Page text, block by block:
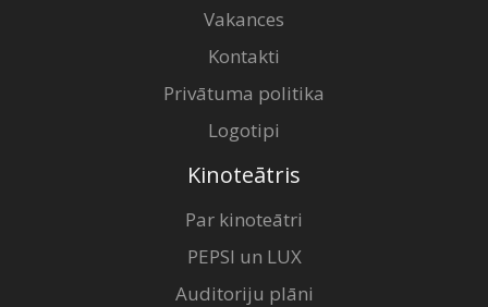
Vakances
Kontakti
Privātuma politika
Logotipi
Kinoteātris
Par kinoteātri
PEPSI un LUX
Auditoriju plāni